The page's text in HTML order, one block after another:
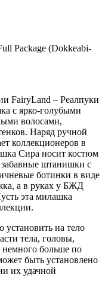
Package (Dokkeabi-
FairyLand – Реалпуки
с ярко-голубыми
волосами,
Наряд ручной
коллекционеров в
Сира носит костюм
забавные штанишки с
ботинки в виде
а в руках у БЖД
эта милашка
на тело
тела, головы,
больше по
быть установлено
их удачной